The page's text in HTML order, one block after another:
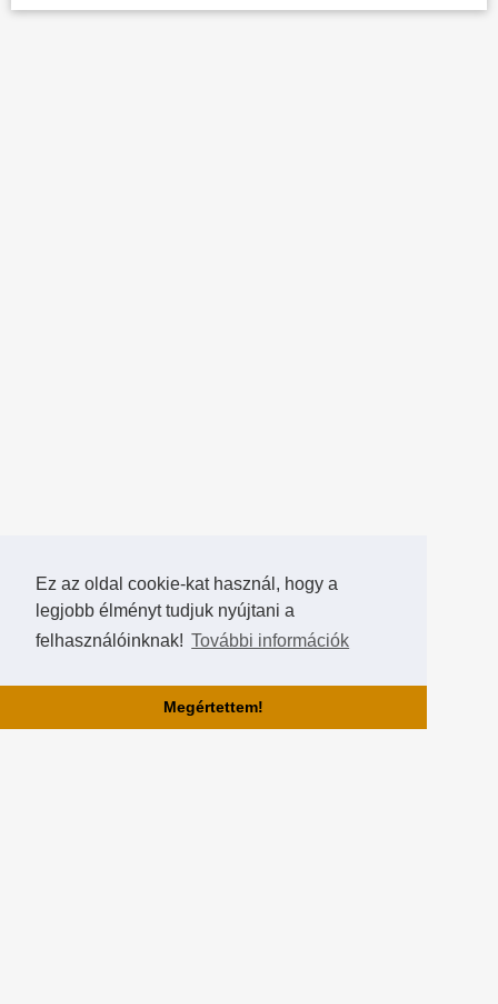
Ez az oldal cookie-kat használ, hogy a
legjobb élményt tudjuk nyújtani a
felhasználóinknak! További információk
Megértettem!